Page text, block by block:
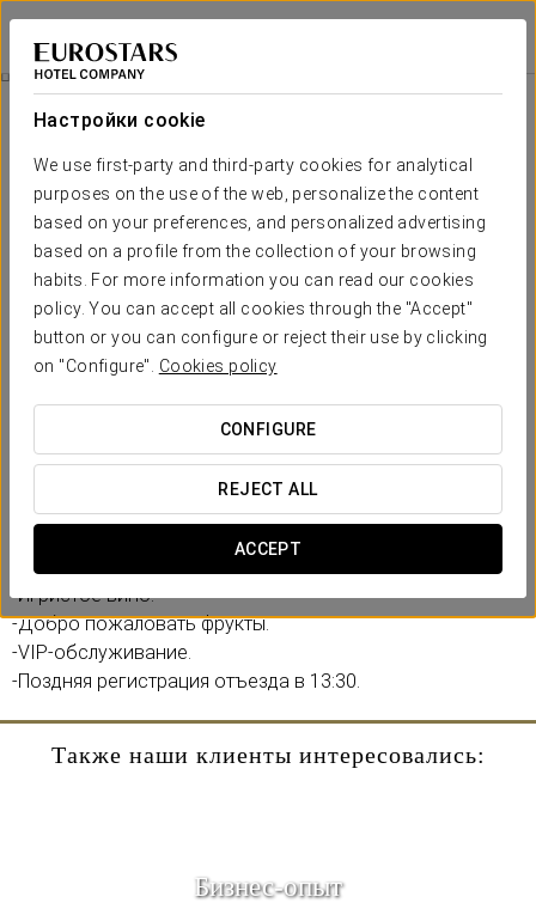
Настройки cookie
We use first-party and third-party cookies for analytical
purposes on the use of the web, personalize the content
based on your preferences, and personalized advertising
based on a profile from the collection of your browsing
habits. For more information you can read our cookies
policy. You can accept all cookies through the "Accept"
button or you can configure or reject their use by clicking
on "Configure". Cookies policy
CONFIGURE
REJECT ALL
ACCEPT
Eurostars Centrale Palace
ПАЛЕРМО
Pомантический Опыт
15€
Pомантический опыт
Наслаждайтесь романтикой поездки вдвоем в
фантастическом городе Палермо с нашим
романтическим опытом.
Включает:
-Игристое вино.
-Добро пожаловать фрукты.
-VIP-обслуживание.
-Поздняя регистрация отъезда в 13:30.
Также наши клиенты интересовались:
Бизнес-опыт